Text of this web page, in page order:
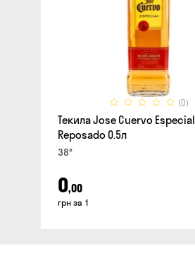
(0)
Текила Jose Cuervo Especial
Reposado 0.5л
38°
0,00
грн за 1